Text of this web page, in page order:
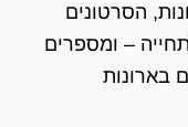
הסרטונים
– ומספרים
בארונות